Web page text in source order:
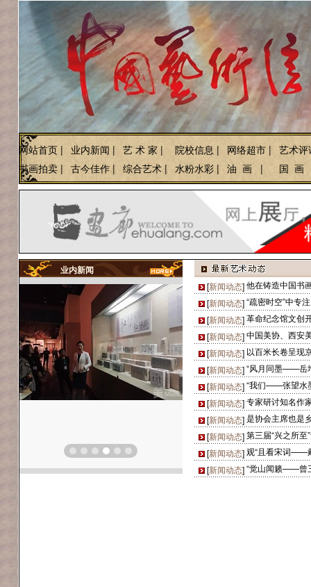
网站首页| 业内新闻 | 艺 术 家 | 院校信息 | 网络超市| 艺术评
书画拍卖| 古今佳作| 综合艺术| 水粉水彩| 油 画| 国 画
业内新闻
[新闻动态]
[新闻动态] “疏密时空”中专
[新闻动态]
[新闻动态]
[新闻动态] 以百米长卷呈现
[新闻动态]
[新闻动态]
[新闻动态] 专家研讨知名作
[新闻动态]
[新闻动态]
[新闻动态] 观“且看宋词——
[新闻动态]